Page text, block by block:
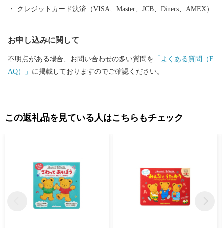
「やまんねき」と呼ばれ、古くから人々が暮らす里山であり、歴
る「高安千塚（たかやすせんづか）古墳群」」は全国的にも知ら
れています。 ＜ものづくりのまち＞ 中小企業を中心に、高度な技
術力と製品開発力を誇る「ものづくりのまち」です。 全国トップ
すます活力にあふれています。 八尾の特産 ＜八尾えだまめ＞ 八
＜八尾若ごぼう＞ 全国でもトップクラスの出荷量で、食物繊維や
鉄分、カルシウム、ルチンを多く含み、健康食材としても注目を
浴びています。「葉ごぼう」とも呼ばれ、葉・茎・根を丸ごと食
べることができます。しゃきしゃきとした歯ざわりとほのかな苦
クレジットカード決済（VISA、Master、JCB、Diners、AMEX）
お申し込みに関して
不明点がある場合、お問い合わせの多い質問を 「よくある質問（F
AQ）」 に掲載しておりますのでご確認ください。
この返礼品を見ている人はこちらもチェック